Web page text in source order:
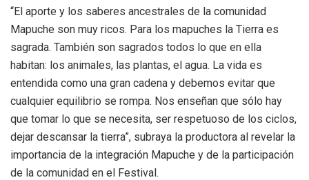
“El aporte y los saberes ancestrales de la comunidad
Mapuche son muy ricos. Para los mapuches la Tierra es
sagrada. También son sagrados todos lo que en ella
habitan: los animales, las plantas, el agua. La vida es
entendida como una gran cadena y debemos evitar que
cualquier equilibrio se rompa. Nos enseñan que sólo hay
que tomar lo que se necesita, ser respetuoso de los ciclos,
dejar descansar la tierra”, subraya la productora al revelar la
importancia de la integración Mapuche y de la participación
de la comunidad en el Festival.